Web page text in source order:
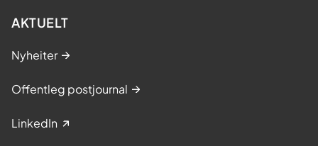
AKTUELT
Nyheiter
Offentleg postjournal
LinkedIn